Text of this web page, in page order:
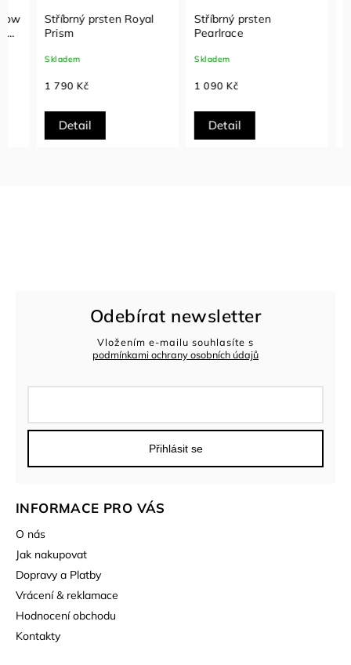
Stříbrný prsten Royal
Prism
Skladem
1 790 Kč
Detail
Stříbrný prsten
Pearlrace
Skladem
1 090 Kč
Detail
INFORMACE PRO VÁS
O nás
Jak nakupovat
Dopravy a Platby
Vrácení & reklamace
Hodnocení obchodu
Kontakty
Odebírat newsletter
Vložením e-mailu souhlasíte s
podmínkami ochrany osobních údajů
Přihlásit se